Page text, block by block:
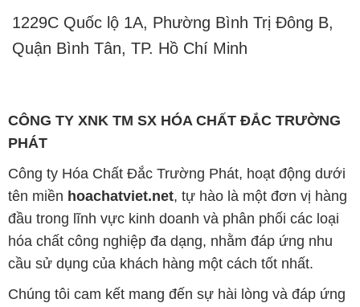
1229C Quốc lộ 1A, Phường Bình Trị Đông B,
Quận Bình Tân, TP. Hồ Chí Minh
CÔNG TY XNK TM SX HÓA CHẤT ĐẮC TRƯỜNG
PHÁT
Công ty Hóa Chất Đắc Trường Phát, hoạt động dưới
tên miền hoachatviet.net, tự hào là một đơn vị hàng
đầu trong lĩnh vực kinh doanh và phân phối các loại
hóa chất công nghiệp đa dạng, nhằm đáp ứng nhu
cầu sử dụng của khách hàng một cách tốt nhất.
Chúng tôi cam kết mang đến sự hài lòng và đáp ứng